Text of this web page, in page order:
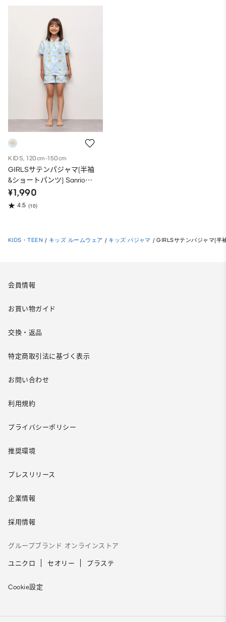
KIDS, 120cm-150cm
GIRLSサテンパジャマ(半袖
&ショートパンツ) Sanrio
characters
¥1,990
4.5 (10)
KIDS・TEEN / キッズ ルームウェア / キッズ パジャマ / GIRLSサテンパジャマ(半
会員情報
お買い物ガイド
交換・返品
特定商取引法に基づく表示
お問い合わせ
利用規約
プライバシーポリシー
推奨環境
プレスリリース
企業情報
採用情報
グループブランド オンラインストア
ユニクロ セオリー プラステ
Cookie設定